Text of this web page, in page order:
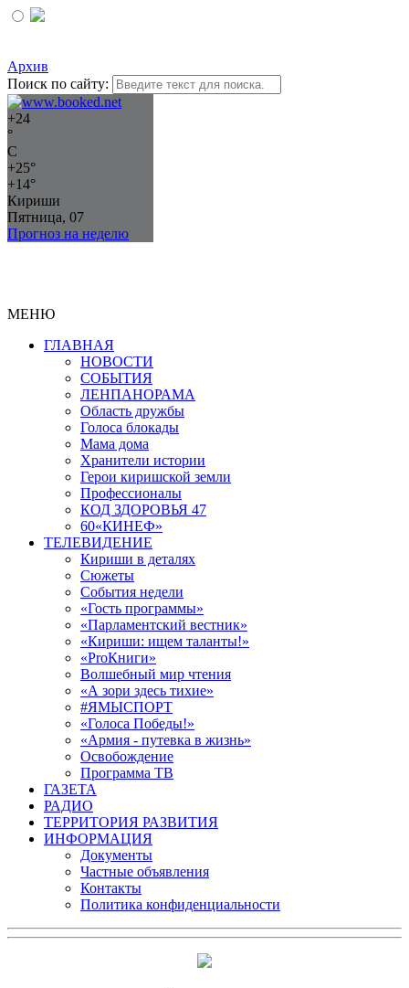
Архив
Поиск по сайту:
+24
°
C
+25°
+14°
Кириши
Пятница, 07
Прогноз на неделю
МЕНЮ
ГЛАВНАЯ
НОВОСТИ
СОБЫТИЯ
ЛЕНПАНОРАМА
Область дружбы
Голоса блокады
Мама дома
Хранители истории
Герои киришской земли
Профессионалы
КОД ЗДОРОВЬЯ 47
60«КИНЕФ»
ТЕЛЕВИДЕНИЕ
Кириши в деталях
Сюжеты
События недели
«Гость программы»
«Парламентский вестник»
«Кириши: ищем таланты!»
«ProКниги»
Волшебный мир чтения
«А зори здесь тихие»
#ЯМЫСПОРТ
«Голоса Победы!»
«Армия - путевка в жизнь»
Освобождение
Программа ТВ
ГАЗЕТА
РАДИО
ТЕРРИТОРИЯ РАЗВИТИЯ
ИНФОРМАЦИЯ
Документы
Частные объявления
Контакты
Политика конфиденциальности